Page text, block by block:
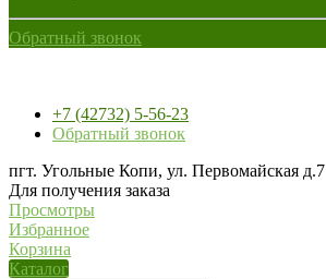
Обратный звонок
+7 (42732) 5-56-23
Обратный звонок
пгт. Угольные Копи, ул. Первомайская д.7
Для получения заказа
Просмотры
Избранное
Корзина
Каталог